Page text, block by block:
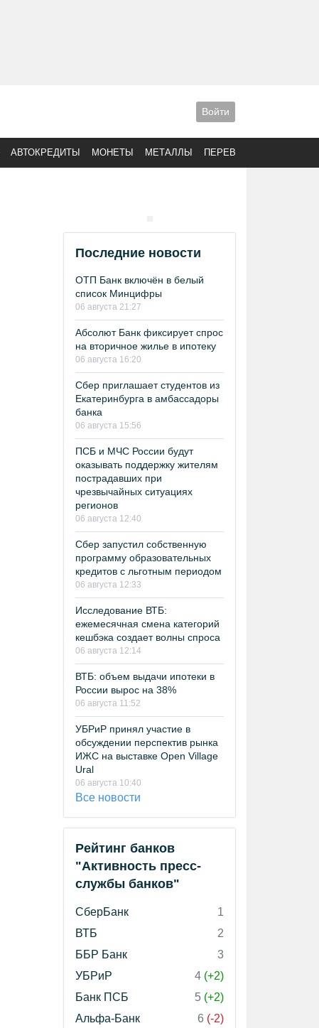
Войти
АВТОКРЕДИТЫ МОНЕТЫ МЕТАЛЛЫ ПЕРЕВОДЫ
Последние новости
ОТП Банк включён в белый
список Минцифры
06 августа 21:27
Абсолют Банк фиксирует спрос
на вторичное жилье в ипотеку
06 августа 16:20
Сбер приглашает студентов из
Екатеринбурга в амбассадоры
банка
06 августа 15:56
ПСБ и МЧС России будут
оказывать поддержку жителям
пострадавших при
чрезвычайных ситуациях
регионов
06 августа 12:40
Сбер запустил собственную
программу образовательных
кредитов с льготным периодом
06 августа 12:33
Исследование ВТБ:
ежемесячная смена категорий
кешбэка создает волны спроса
06 августа 12:14
ВТБ: объем выдачи ипотеки в
России вырос на 38%
06 августа 11:52
УБРиР принял участие в
обсуждении перспектив рынка
ИЖС на выставке Open Village
Ural
06 августа 10:40
Все новости
Рейтинг банков
"Активность пресс-
службы банков"
СберБанк
1
ВТБ
2
ББР Банк
3
УБРиР
4 (+2)
Банк ПСБ
5 (+2)
Альфа-Банк
6 (-2)